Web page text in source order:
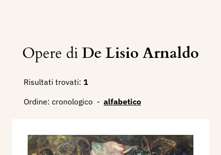
Opere diDe Lisio Arnaldo
Risultati trovati: 1
Ordine: cronologico - alfabetico